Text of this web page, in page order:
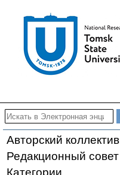
Авторский коллектив
Редакционный совет
Категории